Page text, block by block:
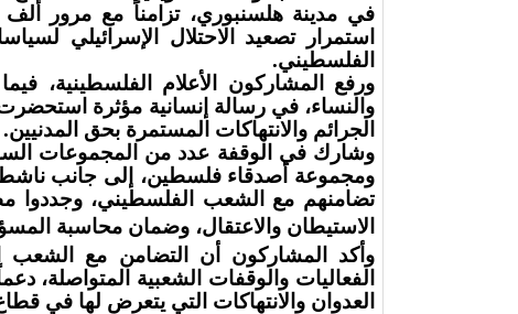
في مدينة هلسنبوري، تزامناً مع مرور
استمرار تصعيد الاحتلال الإسرائيلي
الفلسطيني.
ورفع المشاركون الأعلام الفلسطينية،
والنساء، في رسالة إنسانية مؤثرة
الجرائم والانتهاكات المستمرة بحق المدنيين.
وشارك في الوقفة عدد من المجموعات
ومجموعة أصدقاء فلسطين، إلى جانب
تضامنهم مع الشعب الفلسطيني، وجددوا
الاستيطان والاعتقال، وضمان محاسبة
وأكد المشاركون أن التضامن مع
الفعاليات والوقفات الشعبية المتواصلة،
العدوان والانتهاكات التي يتعرض لها في